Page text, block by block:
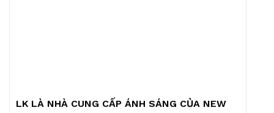
LK LÀ NHÀ CUNG CẤP ÁNH SÁNG CỦA NEW